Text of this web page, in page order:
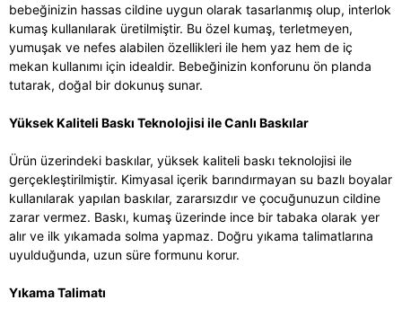
bebeğinizin hassas cildine uygun olarak tasarlanmış olup, interlok
kumaş kullanılarak üretilmiştir. Bu özel kumaş, terletmeyen,
yumuşak ve nefes alabilen özellikleri ile hem yaz hem de iç
mekan kullanımı için idealdir. Bebeğinizin konforunu ön planda
tutarak, doğal bir dokunuş sunar.
Yüksek Kaliteli Baskı Teknolojisi ile Canlı Baskılar
Ürün üzerindeki baskılar, yüksek kaliteli baskı teknolojisi ile
gerçekleştirilmiştir. Kimyasal içerik barındırmayan su bazlı boyalar
kullanılarak yapılan baskılar, zararsızdır ve çocuğunuzun cildine
zarar vermez. Baskı, kumaş üzerinde ince bir tabaka olarak yer
alır ve ilk yıkamada solma yapmaz. Doğru yıkama talimatlarına
uyulduğunda, uzun süre formunu korur.
Yıkama Talimatı